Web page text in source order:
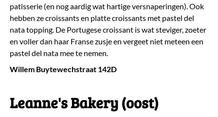
patisserie (en nog aardig wat hartige versnaperingen). Ook
hebben ze croissants en platte croissants met pastel del
nata topping. De Portugese croissant is wat steviger, zoeter
en voller dan haar Franse zusje en vergeet niet meteen een
pastel del nata mee te nemen.
Willem Buytewechstraat 142D
Leanne's Bakery (oost)